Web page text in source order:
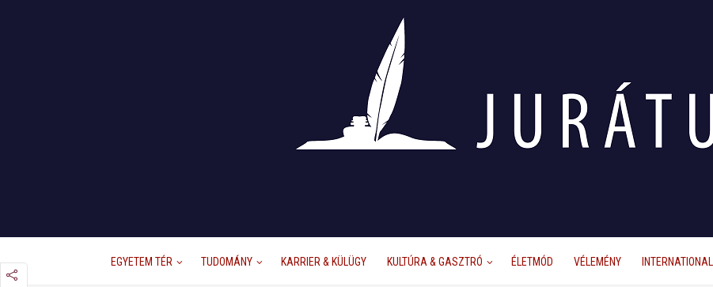
EGYETEM TÉR TUDOMÁNY KARRIER & KÜLÜGY KULTÚRA & GASZTRÓ ÉLETMÓD VÉLEMÉNY INTERNATIONAL